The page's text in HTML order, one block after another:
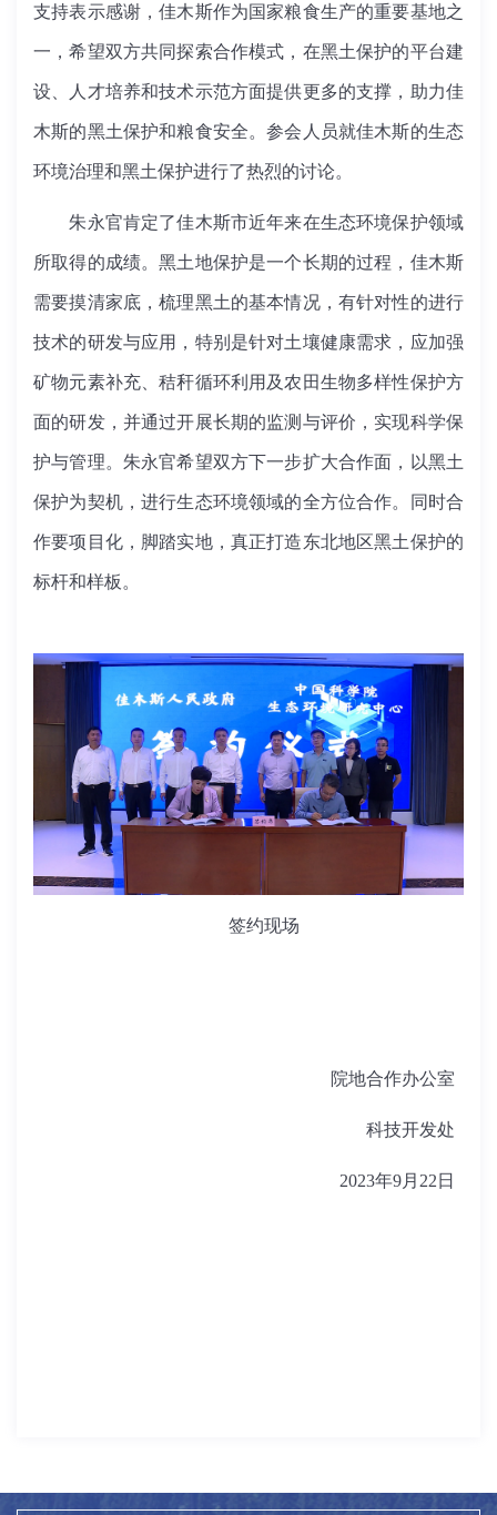
支持表示感谢，佳木斯作为国家粮食生产的重要基地之
一，希望双方共同探索合作模式，在黑土保护的平台建
设、人才培养和技术示范方面提供更多的支撑，助力佳
木斯的黑土保护和粮食安全。参会人员就佳木斯的生态
环境治理和黑土保护进行了热烈的讨论。
朱永官肯定了佳木斯市近年来在生态环境保护领域
所取得的成绩。黑土地保护是一个长期的过程，佳木斯
需要摸清家底，梳理黑土的基本情况，有针对性的进行
技术的研发与应用，特别是针对土壤健康需求，应加强
矿物元素补充、秸秆循环利用及农田生物多样性保护方
面的研发，并通过开展长期的监测与评价，实现科学保
护与管理。朱永官希望双方下一步扩大合作面，以黑土
保护为契机，进行生态环境领域的全方位合作。同时合
作要项目化，脚踏实地，真正打造东北地区黑土保护的
标杆和样板。
签约现场
院地合作办公室
科技开发处
2023年9月 22 日